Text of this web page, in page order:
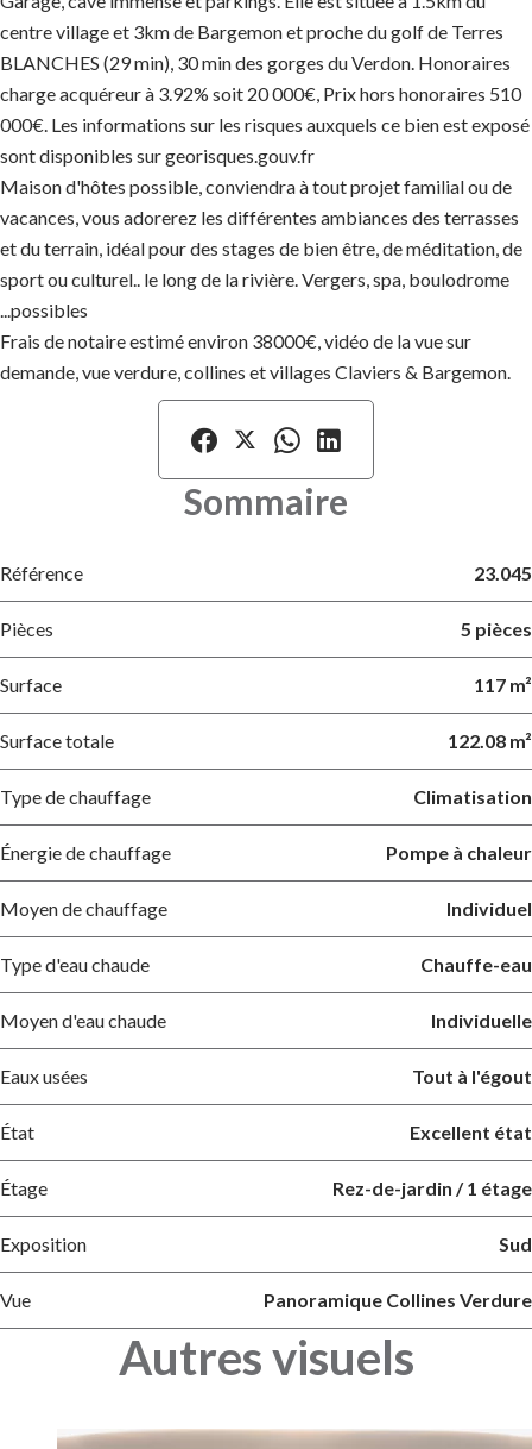
centre village et 3km de Bargemon et proche du golf de Terres
BLANCHES (29 min), 30 min des gorges du Verdon. Honoraires
charge acquéreur à 3.92% soit 20 000€, Prix hors honoraires 510
000€. Les informations sur les risques auxquels ce bien est exposé
sont disponibles sur georisques.gouv.fr
Maison d'hôtes possible, conviendra à tout projet familial ou de
vacances, vous adorerez les différentes ambiances des terrasses
et du terrain, idéal pour des stages de bien être, de méditation, de
sport ou culturel.. le long de la rivière. Vergers, spa, boulodrome
...possibles
Frais de notaire estimé environ 38000€, vidéo de la vue sur
demande, vue verdure, collines et villages Claviers & Bargemon.
Sommaire
Référence 23.045
Pièces 5 pièces
Surface 117 m²
Surface totale 122.08 m²
Type de chauffage Climatisation
Énergie de chauffage Pompe à chaleur
Moyen de chauffage Individuel
Type d'eau chaude Chauffe-eau
Moyen d'eau chaude Individuelle
Eaux usées Tout à l'égout
État Excellent état
Étage Rez-de-jardin / 1 étage
Exposition Sud
Vue Panoramique Collines Verdure
Autres visuels